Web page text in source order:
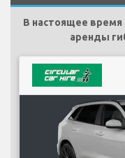
В настоящее
аренды